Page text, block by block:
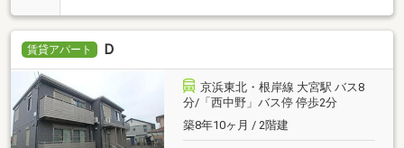
賃貸アパート Ｄ
京浜東北・根岸線 大宮駅 バス8
分/「西中野」バス停 停歩2分
築8年10ヶ月 / 2階建